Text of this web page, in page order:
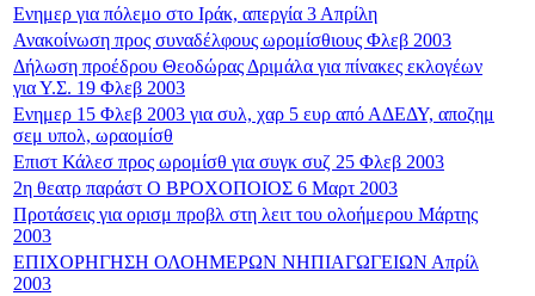
Ενημερ για πόλεμο στο Ιράκ, απεργία 3 Απρίλη
Ανακοίνωση προς συναδέλφους ωρομίσθιους Φλεβ 2003
Δήλωση προέδρου Θεοδώρας Δριμάλα για πίνακες εκλογέων
για Υ.Σ. 19 Φλεβ 2003
Ενημερ 15 Φλεβ 2003 για συλ, χαρ 5 ευρ από ΑΔΕΔΥ, αποζημ
σεμ υπολ, ωραομίσθ
Επιστ Κάλεσ προς ωρομίσθ για συγκ συζ 25 Φλεβ 2003
2η θεατρ παράστ Ο ΒΡΟΧΟΠΟΙΟΣ 6 Μαρτ 2003
Προτάσεις για ορισμ προβλ στη λειτ του ολοήμερου Μάρτης
2003
ΕΠΙΧΟΡΗΓΗΣΗ ΟΛΟΗΜΕΡΩΝ ΝΗΠΙΑΓΩΓΕΙΩΝ Απρίλ
2003